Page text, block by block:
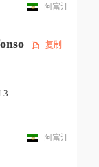
阿富汗
复制
阿富汗